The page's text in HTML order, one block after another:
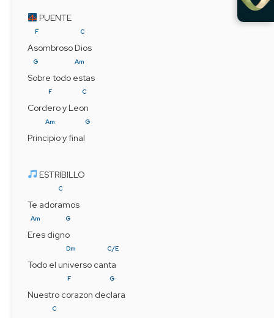
PUENTE
F C
Asombroso Dios
G Am
Sobre todo estas
F C
Cordero y Leon
Am G
Principio y final
ESTRIBILLO
C
Te adoramos
Am G
Eres digno
Dm C/E
Todo el universo canta
F G
Nuestro corazon declara
C